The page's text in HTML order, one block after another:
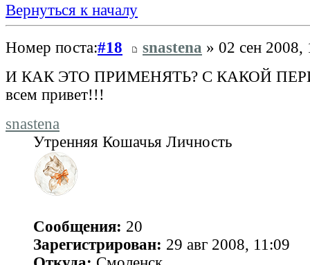
Вернуться к началу
Номер поста:#18 snastena » 02 сен 2008,
И КАК ЭТО ПРИМЕНЯТЬ? С КАКОЙ
всем привет!!!
snastena
Утренняя Кошачья Личность
Сообщения: 20
Зарегистрирован: 29 авг 2008, 11:09